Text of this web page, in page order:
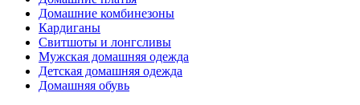
Домашние комбинезоны
Кардиганы
Свитшоты и лонгсливы
Мужская домашняя одежда
Детская домашняя одежда
Домашняя обувь